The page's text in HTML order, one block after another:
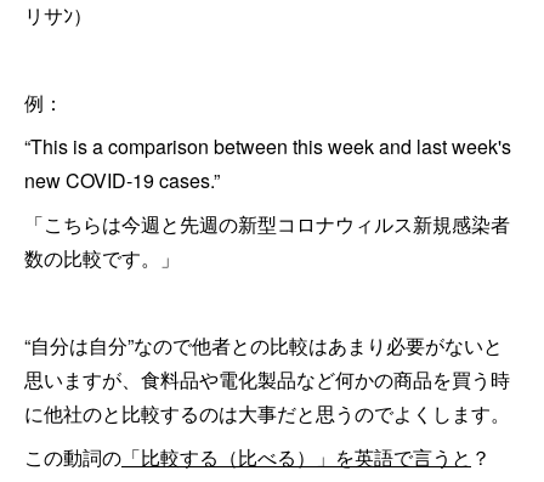
リサﾝ）
例：
“This is a comparison between this week and last week's
new COVID-19 cases.”
「こちらは今週と先週の新型コロナウィルス新規感染者
数の比較です。」
“自分は自分”なので他者との比較はあまり必要がないと
思いますが、食料品や電化製品など何かの商品を買う時
に他社のと比較するのは大事だと思うのでよくします。
この動詞の 「比較する（比べる）」を英語で言うと ？